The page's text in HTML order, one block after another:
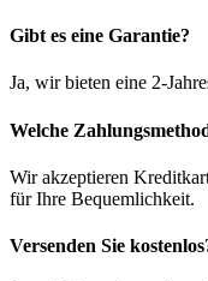
Gibt es eine Garantie?
Ja, wir bieten eine 2-
Welche
Wir akzeptieren
für Ihre Bequemlichkeit.
Versenden Sie